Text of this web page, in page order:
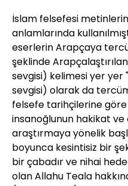
İslam felsefesi
anlamlarında
eserlerin Arapçaya
şeklinde
sevgisi) kelimesi yer
sevgisi) olarak da
felsefe tarihçilerine göre
insanoğlunun hakikat ve
araştırmaya yönelik
boyunca kesintisiz bir
bir çabadır ve nihai
olan Allahu Teala